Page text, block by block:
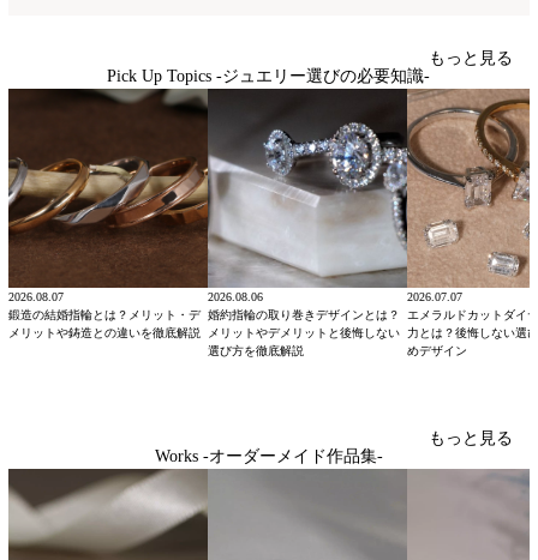
Pick Up Topics -ジュエリー選びの必要知識-
もっと見る
2026.08.07
鍛造の結婚指輪とは？メリット・デ
メリットや鋳造との違いを徹底解説
2026.08.06
婚約指輪の取り巻きデザインとは？
メリットやデメリットと後悔しない
選び方を徹底解説
2026.07.07
エメラルドカットダイ
力とは？後悔しない選
めデザイン
Works -オーダーメイド作品集-
もっと見る